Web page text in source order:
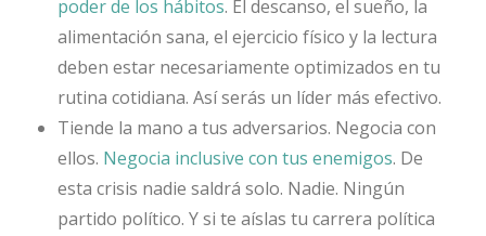
poder de los hábitos. El descanso, el sueño, la
alimentación sana, el ejercicio físico y la lectura
deben estar necesariamente optimizados en tu
rutina cotidiana. Así serás un líder más efectivo.
Tiende la mano a tus adversarios. Negocia con
ellos. Negocia inclusive con tus enemigos. De
esta crisis nadie saldrá solo. Nadie. Ningún
partido político. Y si te aíslas tu carrera política